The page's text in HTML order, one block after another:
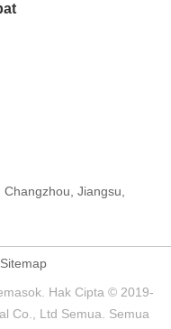
Jiangsu,
Sitemap
Hak Cipta © 2019-
Co., Ltd Semua. Semua